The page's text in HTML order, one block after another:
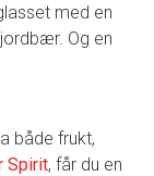
med en
Og en
både frukt,
Spirit, får du en